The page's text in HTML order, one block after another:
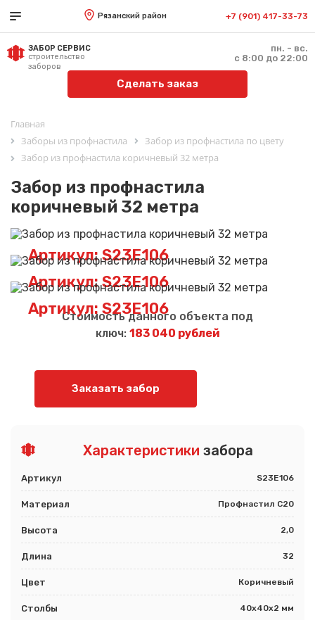
Рязанский район +7 (901) 417-33-73
ЗАБОР СЕРВИС
строительство
заборов
пн. - вс.
с 8:00 до 22:00
Сделать заказ
Главная
Заборы из профнастила
Забор из профнастила по цвету
Забор из профнастила коричневый 32 метра
Забор из профнастила
коричневый 32 метра
Артикул: S23E106
Артикул: S23E106
Артикул: S23E106
Стоимость данного объекта под
ключ: 183 040 рублей
Заказать забор
Характеристики забора
Артикул S23E106
Материал Профнастил С20
Высота 2,0
Длина 32
Цвет Коричневый
Столбы 40х40х2 мм